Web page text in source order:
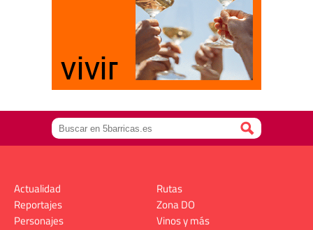
Actualidad
Reportajes
Personajes
Rutas
Zona DO
Vinos y más